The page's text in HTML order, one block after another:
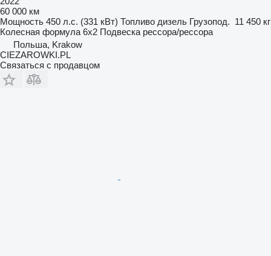
60 000 км
Мощность 450 л.с. (331 кВт) Топливо дизель Грузопод. 11 450 кг
Колесная формула 6x2 Подвеска рессора/рессора
Польша, Krakow
CIEZAROWKI.PL
Связаться с продавцом